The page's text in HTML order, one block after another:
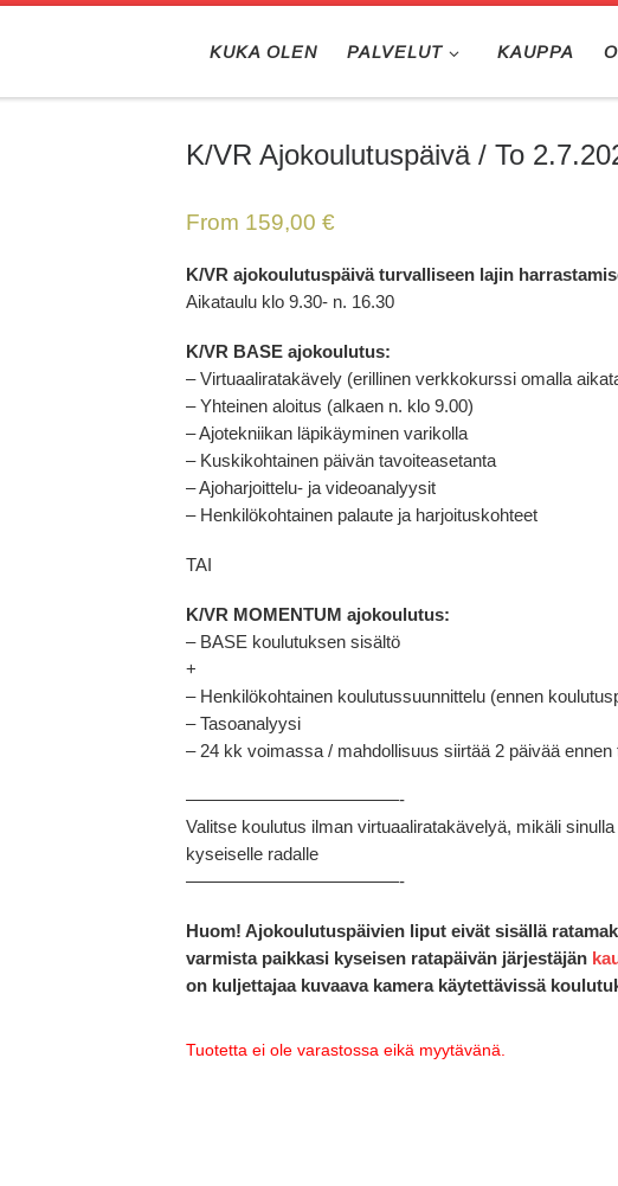
KUKA OLEN PALVELUT KAUPPA
K/VR Ajokoulutuspäivä / To
From 159,00€
K/VR ajokoulutuspäivä turvalliseen lajin
Aikataulu klo 9.30- n. 16.30
K/VR BASE ajokoulutus:
– Virtuaaliratakävely (erillinen verkkokurssi omalla
– Yhteinen aloitus (alkaen n. klo 9.00)
– Ajotekniikan läpikäyminen varikolla
– Kuskikohtainen päivän tavoiteasetanta
– Ajoharjoittelu- ja videoanalyysit
– Henkilökohtainen palaute ja harjoituskohteet
TAI
K/VR MOMENTUM ajokoulutus:
– BASE koulutuksen sisältö
+
– Henkilökohtainen koulutussuunnittelu (ennen
– Tasoanalyysi
– 24 kk voimassa / mahdollisuus siirtää 2 päivää ennen
————————————-
Valitse koulutus ilman virtuaaliratakävelyä, mikäli
kyseiselle radalle
————————————-
Huom! Ajokoulutuspäivien liput eivät sisällä
varmista paikkasi kyseisen ratapäivän järjestäjän
on kuljettajaa kuvaava kamera käytettävissä
Tuotetta ei ole varastossa eikä myytävänä.